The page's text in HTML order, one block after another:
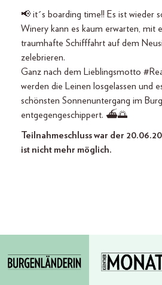
📢 it´s boarding time!! Es ist wieder
Winery kann es kaum erwarten, mit
traumhafte Schifffahrt auf dem
zelebrieren.
Ganz nach dem Lieblingsmotto
werden die Leinen losgelassen und
schönsten Sonnenuntergang im
entgegengeschippert. ⛴️🌅
Teilnahmeschluss war der
ist nicht mehr möglich.